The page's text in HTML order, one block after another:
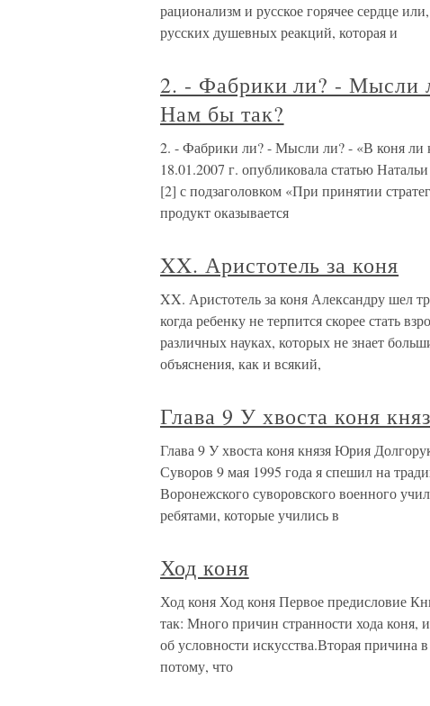
рационализм и русское горячее сердце
русских душевных реакций, которая и
2. - Фабрики ли? - Мысли
Нам бы так?
2. - Фабрики ли? - Мысли ли? - «В коня ли
18.01.2007 г. опубликовала статью
[2] с подзаголовком «При принятии
продукт оказывается
XX. Аристотель за коня
XX. Аристотель за коня Александру шел
когда ребенку не терпится скорее стать
различных науках, которых не знает
объяснения, как и всякий,
Глава 9 У хвоста коня
Глава 9 У хвоста коня князя Юрия
Суворов 9 мая 1995 года я спешил на
Воронежского суворовского военного
ребятами, которые учились в
Ход коня
Ход коня Ход коня Первое предисловие
так: Много причин странности хода коня,
об условности искусства.Вторая причина
потому, что